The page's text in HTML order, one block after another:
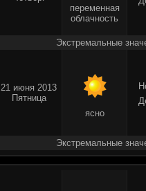
переменная
облачность
Экстремальные
21 июня 2013
Пятница
ясно
Экстремальные